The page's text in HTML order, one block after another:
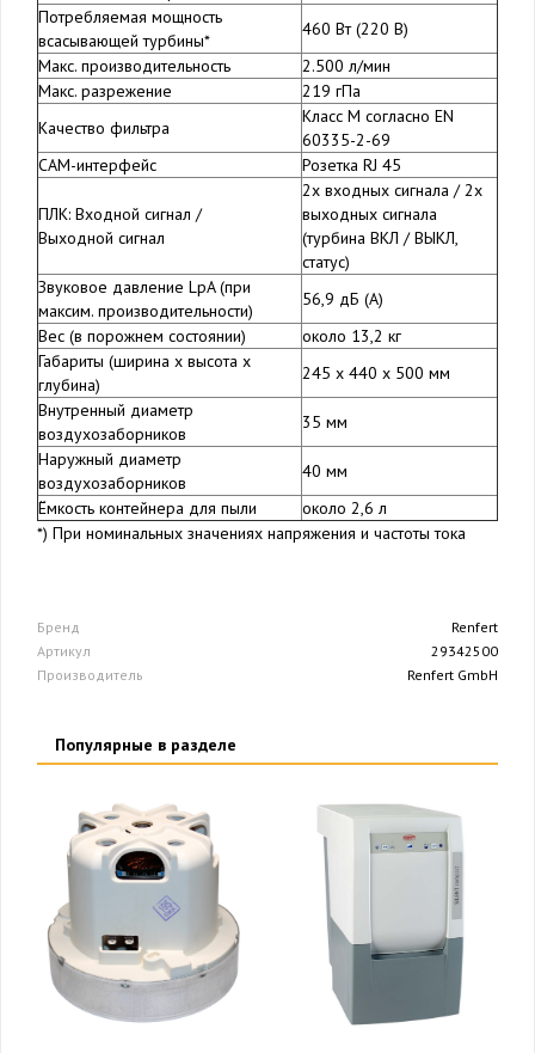
Потребляемая мощность
всасывающей турбины*
460 Вт (220 В)
Макс. производительность
2.500 л/мин
Макс. разрежение
219 гПа
Качество фильтра
Класс M согласно EN
60335-2-69
CAM-интерфейс
Розетка RJ 45
ПЛК: Входной сигнал /
Выходной сигнал
2x входных сигнала / 2x
выходных сигнала
(турбина ВКЛ / ВЫКЛ,
статус)
Звуковое давление LpA (при
максим. производительности)
56,9 дБ (A)
Вес (в порожнем состоянии)
около 13,2 кг
Габариты (ширина х высота х
глубина)
245 x 440 x 500 мм
Внутренный диаметр
воздухозаборников
35 мм
Наружный диаметр
воздухозаборников
40 мм
Ёмкость контейнера для пыли
около 2,6 л
*) При номинальных значениях напряжения и частоты тока
Бренд
Renfert
Артикул
29342500
Производитель
Renfert GmbH
Популярные в разделе